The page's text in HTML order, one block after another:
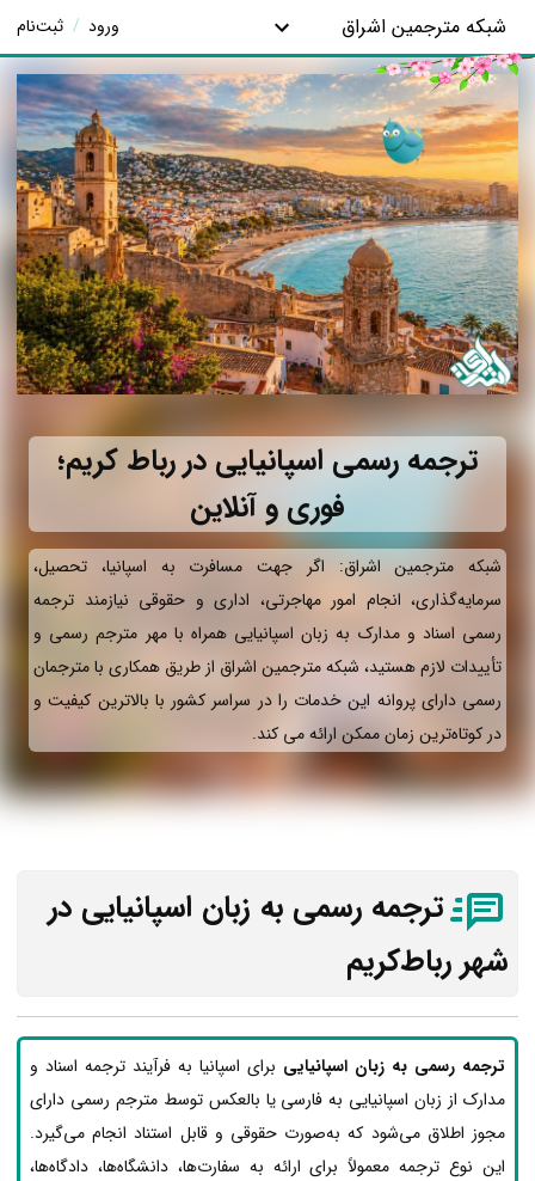
شبکه مترجمین اشراق ورود / ثبت‌نام
ترجمه رسمی اسپانیایی در رباط کریم؛
فوری و آنلاین
شبکه مترجمین اشراق: اگر جهت مسافرت به اسپانیا، تحصیل،
سرمایه‌گذاری، انجام امور مهاجرتی، اداری و حقوقی نیازمند ترجمه
رسمی اسناد و مدارک به زبان اسپانیایی همراه با مهر مترجم رسمی و
تأییدات لازم هستید، شبکه مترجمین اشراق از طریق همکاری با مترجمان
رسمی دارای پروانه این خدمات را در سراسر کشور با بالاترین کیفیت و
در کوتاه‌ترین زمان ممکن ارائه می‌ کند.
ترجمه رسمی به زبان اسپانیایی در
شهر رباط‌کریم
ترجمه رسمی به زبان اسپانیایی برای اسپانیا به فرآیند ترجمه اسناد و
مدارک از زبان اسپانیایی به فارسی یا بالعکس توسط مترجم رسمی دارای
مجوز اطلاق می‌شود که به‌صورت حقوقی و قابل استناد انجام می‌گیرد.
این نوع ترجمه معمولاً برای ارائه به سفارت‌ها، دانشگاه‌ها، دادگاه‌ها،